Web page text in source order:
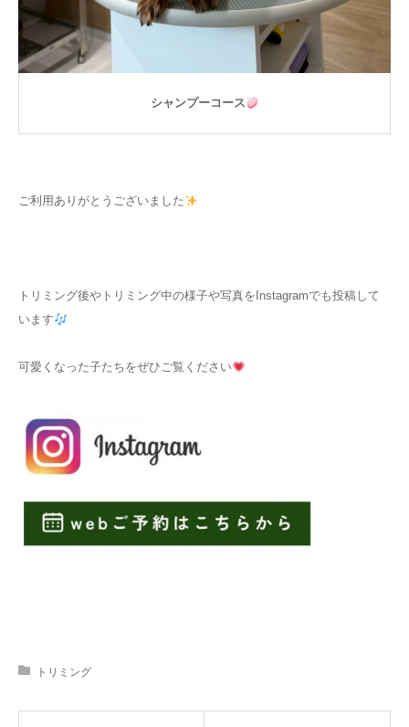
シャンプーコース
ご利用ありがとうございました
トリミング後やトリミング中の様子や写真をInstagramでも投稿して
います
可愛くなった子たちをぜひご覧ください
トリミング